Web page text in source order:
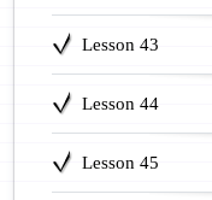
Lesson 43
Lesson 44
Lesson 45